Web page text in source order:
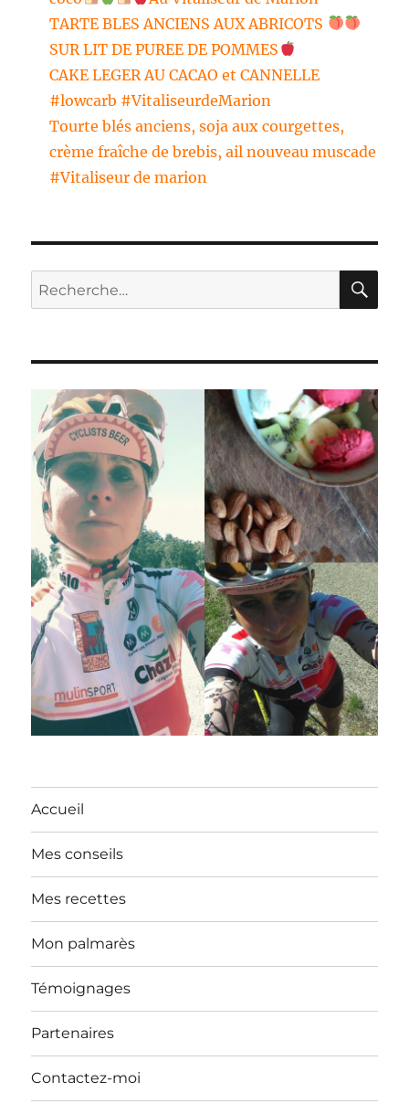
TARTE BLES ANCIENS AUX ABRICOTS
SUR LIT DE PUREE DE POMMES
CAKE LEGER AU CACAO et CANNELLE
#lowcarb #VitaliseurdeMarion
Tourte blés anciens, soja aux courgettes,
crème fraîche de brebis, ail nouveau muscade
#Vitaliseur de marion
Recherche
pour :
Accueil
Mes conseils
Mes recettes
Mon palmarès
Témoignages
Partenaires
Contactez-moi